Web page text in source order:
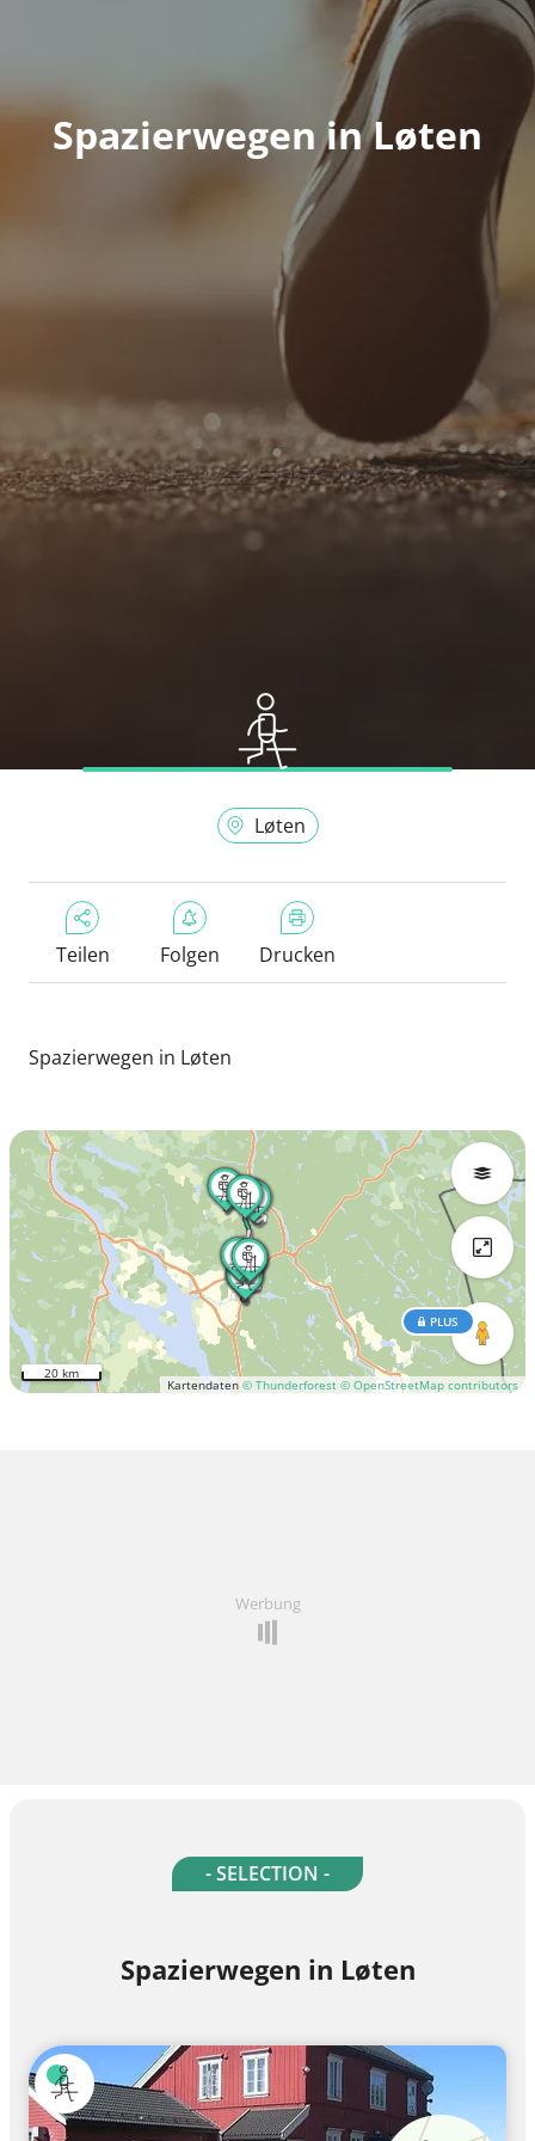
Spazierwegen in Løten
Løten
Teilen Folgen Drucken
Spazierwegen in Løten
Kartendaten © Thunderforest © OpenStreetMap contributors
PLUS
20 km
Werbung
- SELECTION -
Spazierwegen in Løten